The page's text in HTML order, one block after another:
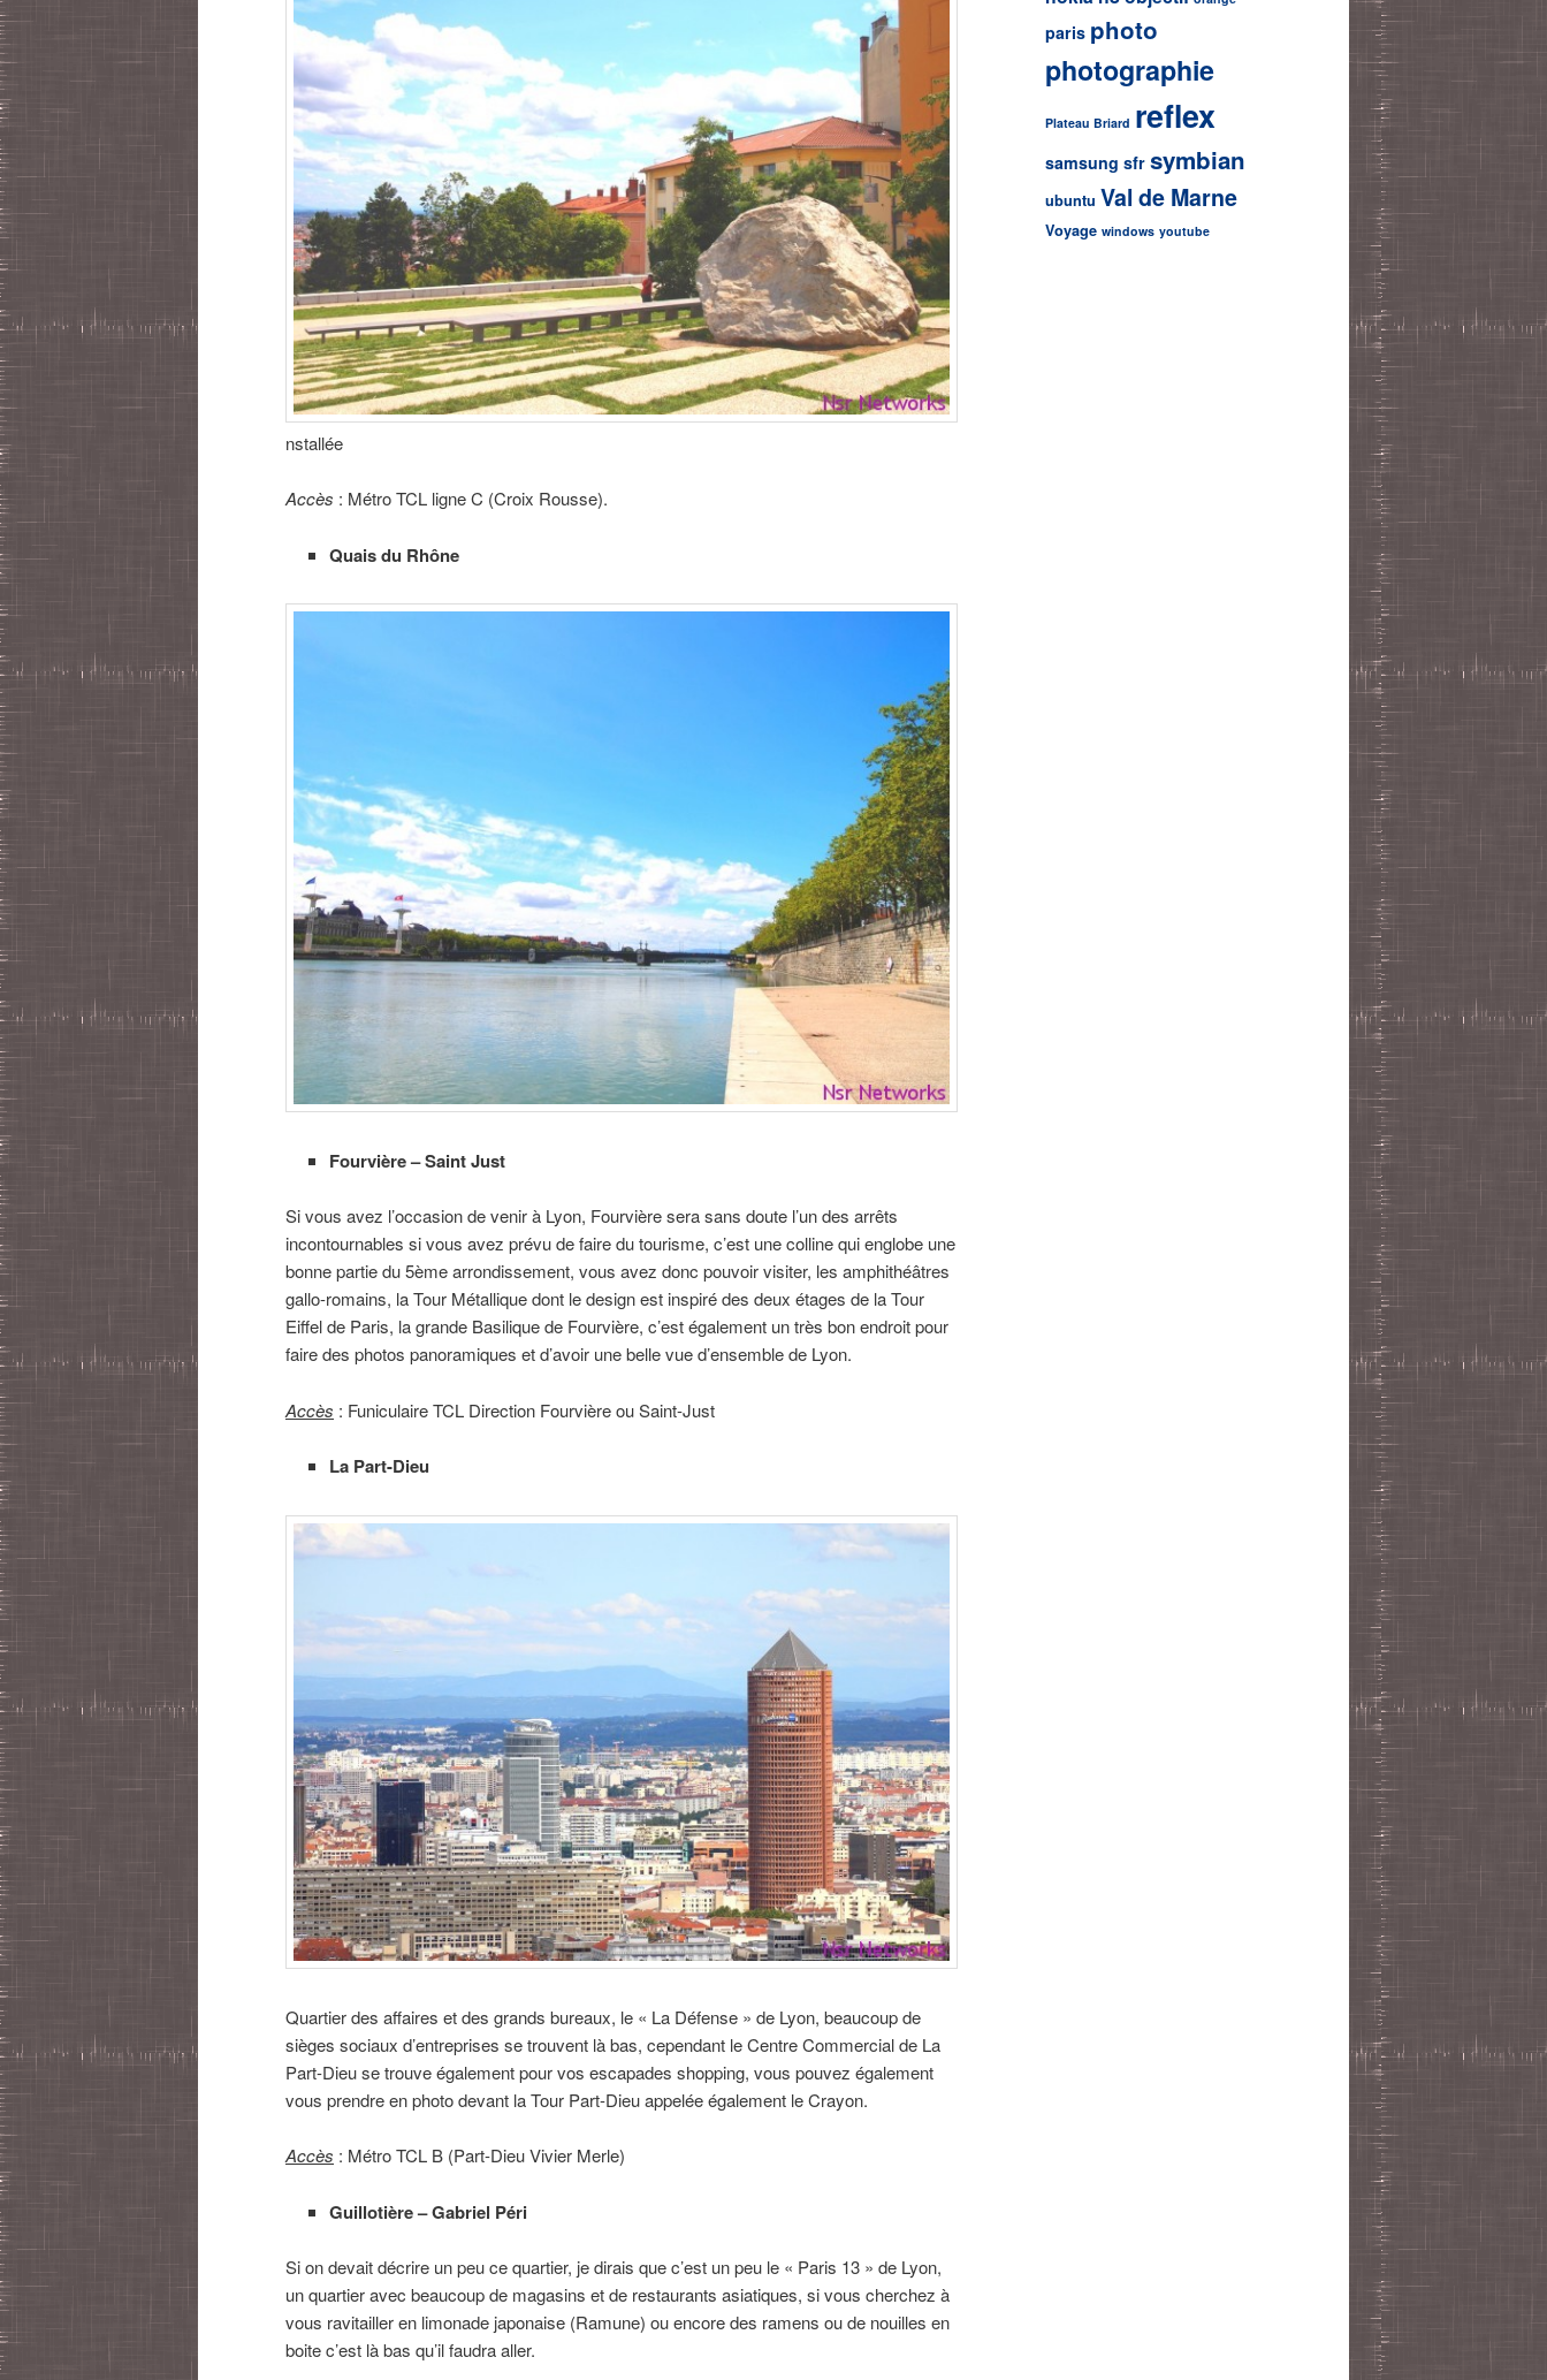
nstallée
Accès : Métro TCL ligne C (Croix Rousse).
Quais du Rhône
Fourvière – Saint Just
Si vous avez l’occasion de venir à Lyon, Fourvière sera sans doute l’un des arrêts
incontournables si vous avez prévu de faire du tourisme, c’est une colline qui englobe une
bonne partie du 5ème arrondissement, vous avez donc pouvoir visiter, les amphithéâtres
gallo-romains, la Tour Métallique dont le design est inspiré des deux étages de la Tour
Eiffel de Paris, la grande Basilique de Fourvière, c’est également un très bon endroit pour
faire des photos panoramiques et d’avoir une belle vue d’ensemble de Lyon.
Accès : Funiculaire TCL Direction Fourvière ou Saint-Just
La Part-Dieu
Quartier des affaires et des grands bureaux, le « La Défense » de Lyon, beaucoup de
sièges sociaux d’entreprises se trouvent là bas, cependant le Centre Commercial de La
Part-Dieu se trouve également pour vos escapades shopping, vous pouvez également
vous prendre en photo devant la Tour Part-Dieu appelée également le Crayon.
Accès : Métro TCL B (Part-Dieu Vivier Merle)
Guillotière – Gabriel Péri
Si on devait décrire un peu ce quartier, je dirais que c’est un peu le « Paris 13 » de Lyon,
un quartier avec beaucoup de magasins et de restaurants asiatiques, si vous cherchez à
vous ravitailler en limonade japonaise (Ramune) ou encore des ramens ou de nouilles en
boite c’est là bas qu’il faudra aller.
paris photo
photographie
Plateau Briard reflex
samsung sfr symbian
ubuntu Val de Marne
Voyage windows youtube